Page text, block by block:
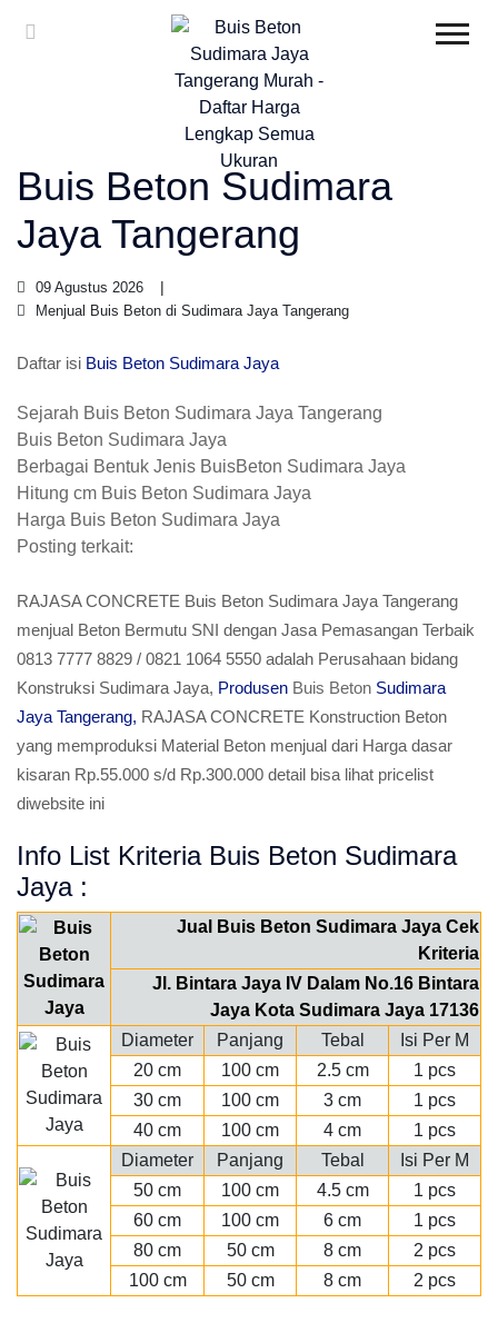
Buis Beton Sudimara
Jaya Tangerang
09 Agustus 2026
Menjual Buis Beton di Sudimara Jaya Tangerang
Daftar isi Buis Beton Sudimara Jaya
Sejarah Buis Beton Sudimara Jaya Tangerang
Buis Beton Sudimara Jaya
Berbagai Bentuk Jenis BuisBeton Sudimara Jaya
Hitung cm Buis Beton Sudimara Jaya
Harga Buis Beton Sudimara Jaya
Posting terkait:
RAJASA CONCRETE Buis Beton Sudimara Jaya Tangerang
menjual Beton Bermutu SNI dengan Jasa Pemasangan Terbaik
0813 7777 8829 / 0821 1064 5550 adalah Perusahaan bidang
Konstruksi Sudimara Jaya, Produsen Buis Beton Sudimara
Jaya Tangerang, RAJASA CONCRETE Konstruction Beton
yang memproduksi Material Beton menjual dari Harga dasar
kisaran Rp.55.000 s/d Rp.300.000 detail bisa lihat pricelist
diwebsite ini
Info List Kriteria Buis Beton Sudimara
Jaya :
Jual Buis Beton Sudimara Jaya Cek
Kriteria
Jl. Bintara Jaya IV Dalam No.16 Bintara
Jaya Kota Sudimara Jaya 17136
Diameter
Panjang Tebal
Isi Per M
20 cm
100 cm 2.5 cm
1 pcs
30 cm
100 cm 3 cm
1 pcs
40 cm
100 cm 4 cm
1 pcs
Diameter
Panjang Tebal
Isi Per M
50 cm
100 cm 4.5 cm
1 pcs
60 cm
100 cm 6 cm
1 pcs
80 cm
50 cm 8 cm
2 pcs
100 cm
50 cm 8 cm 2 pcs